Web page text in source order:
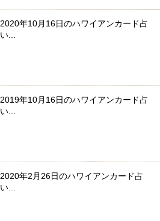
2020年10月16日のハワイアンカード占
い...
2019年10月16日のハワイアンカード占
い...
2020年2月26日のハワイアンカード占
い...